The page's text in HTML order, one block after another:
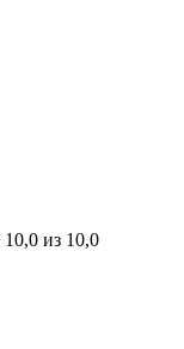
10,0 из 10,0